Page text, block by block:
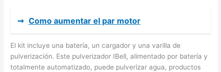
➞ Como aumentar el par motor
El kit incluye una batería, un cargador y una varilla de
pulverización. Este pulverizador IBell, alimentado por batería y
totalmente automatizado, puede pulverizar agua, productos